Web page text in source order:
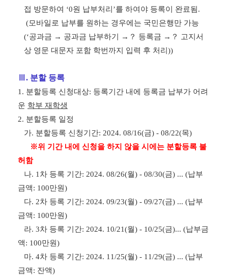
접 방문하여 ‘0원 납부처리 ’를 하여야 등록이 완료됨.
(모바일로 납부를 원하는 경우에는 국민은행만 가능
(‘공과금 → 공과금 납부하기 → ？ 등록금 → ？
고지서
상 영문 대문자 포함 학번까지 입력 후 처리 ))
. 분할 등록
1. 분할등록 신청대상: 등록기간 내에 등록금 납부가 어려
운 학부 재학생
2. 분할등록 일정
가. 분할등록 신청기간: 2024. 08/16(금) - 08/22(목)
※위 기간 내에 신청을 하지 않을 시에는 분할등록 불
허함
나. 1 차 등록 기간: 2024. 08/26(월) - 08/30(금) ... (납부
금액: 100만원)
다. 2차 등록 기간: 2024. 09/23(월) - 09/27(금) ... (납부
금액: 100만원)
라. 3차 등록 기간: 2024. 10/21(월) - 10/25(금)... (납부금
액: 100만원)
마. 4차 등록 기간: 2024. 11/25(월) - 11/29(금) ... (납부
금액: 잔액)